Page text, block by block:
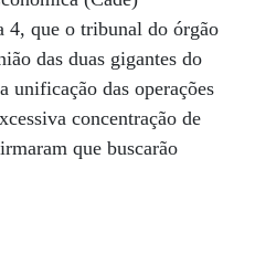
4, que o tribunal do órgão
das duas gigantes do
unificação das operações
concentração de
que buscarão